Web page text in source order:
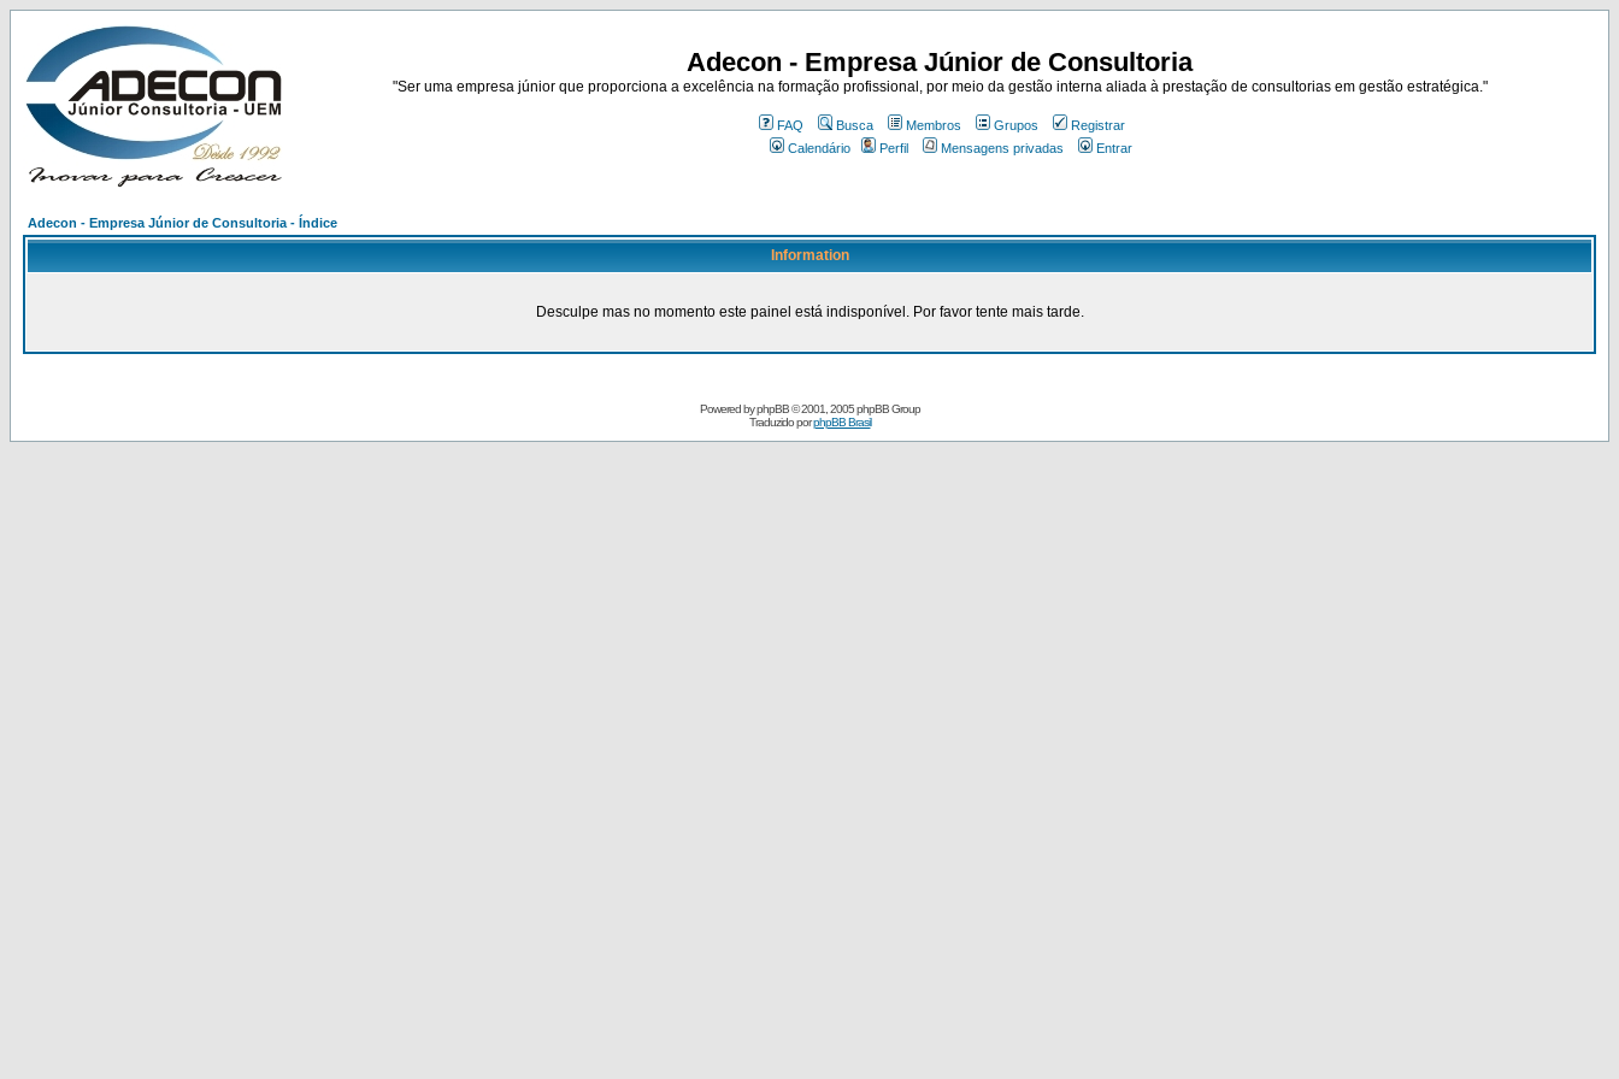
Adecon - Empresa Júnior de Consultoria
"Ser uma empresa júnior que proporciona a excelência na formação profissional, por meio da gestão interna aliada à prestação de consultorias em gestão estratégica."
FAQ Busca Membros Grupos
Registrar
Calendário
Perfil Mensagens privadas Entrar
Adecon - Empresa Júnior de Consultoria - Índice
Information
Desculpe mas no momento este painel está indisponível. Por favor tente mais tarde.
Powered byphpBB© 2001, 2005 phpBB Group
Traduzido porphpBB Brasil